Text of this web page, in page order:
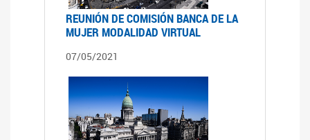
REUNIÓN DE COMISIÓN BANCA DE LA
MUJER MODALIDAD VIRTUAL
07/05/2021